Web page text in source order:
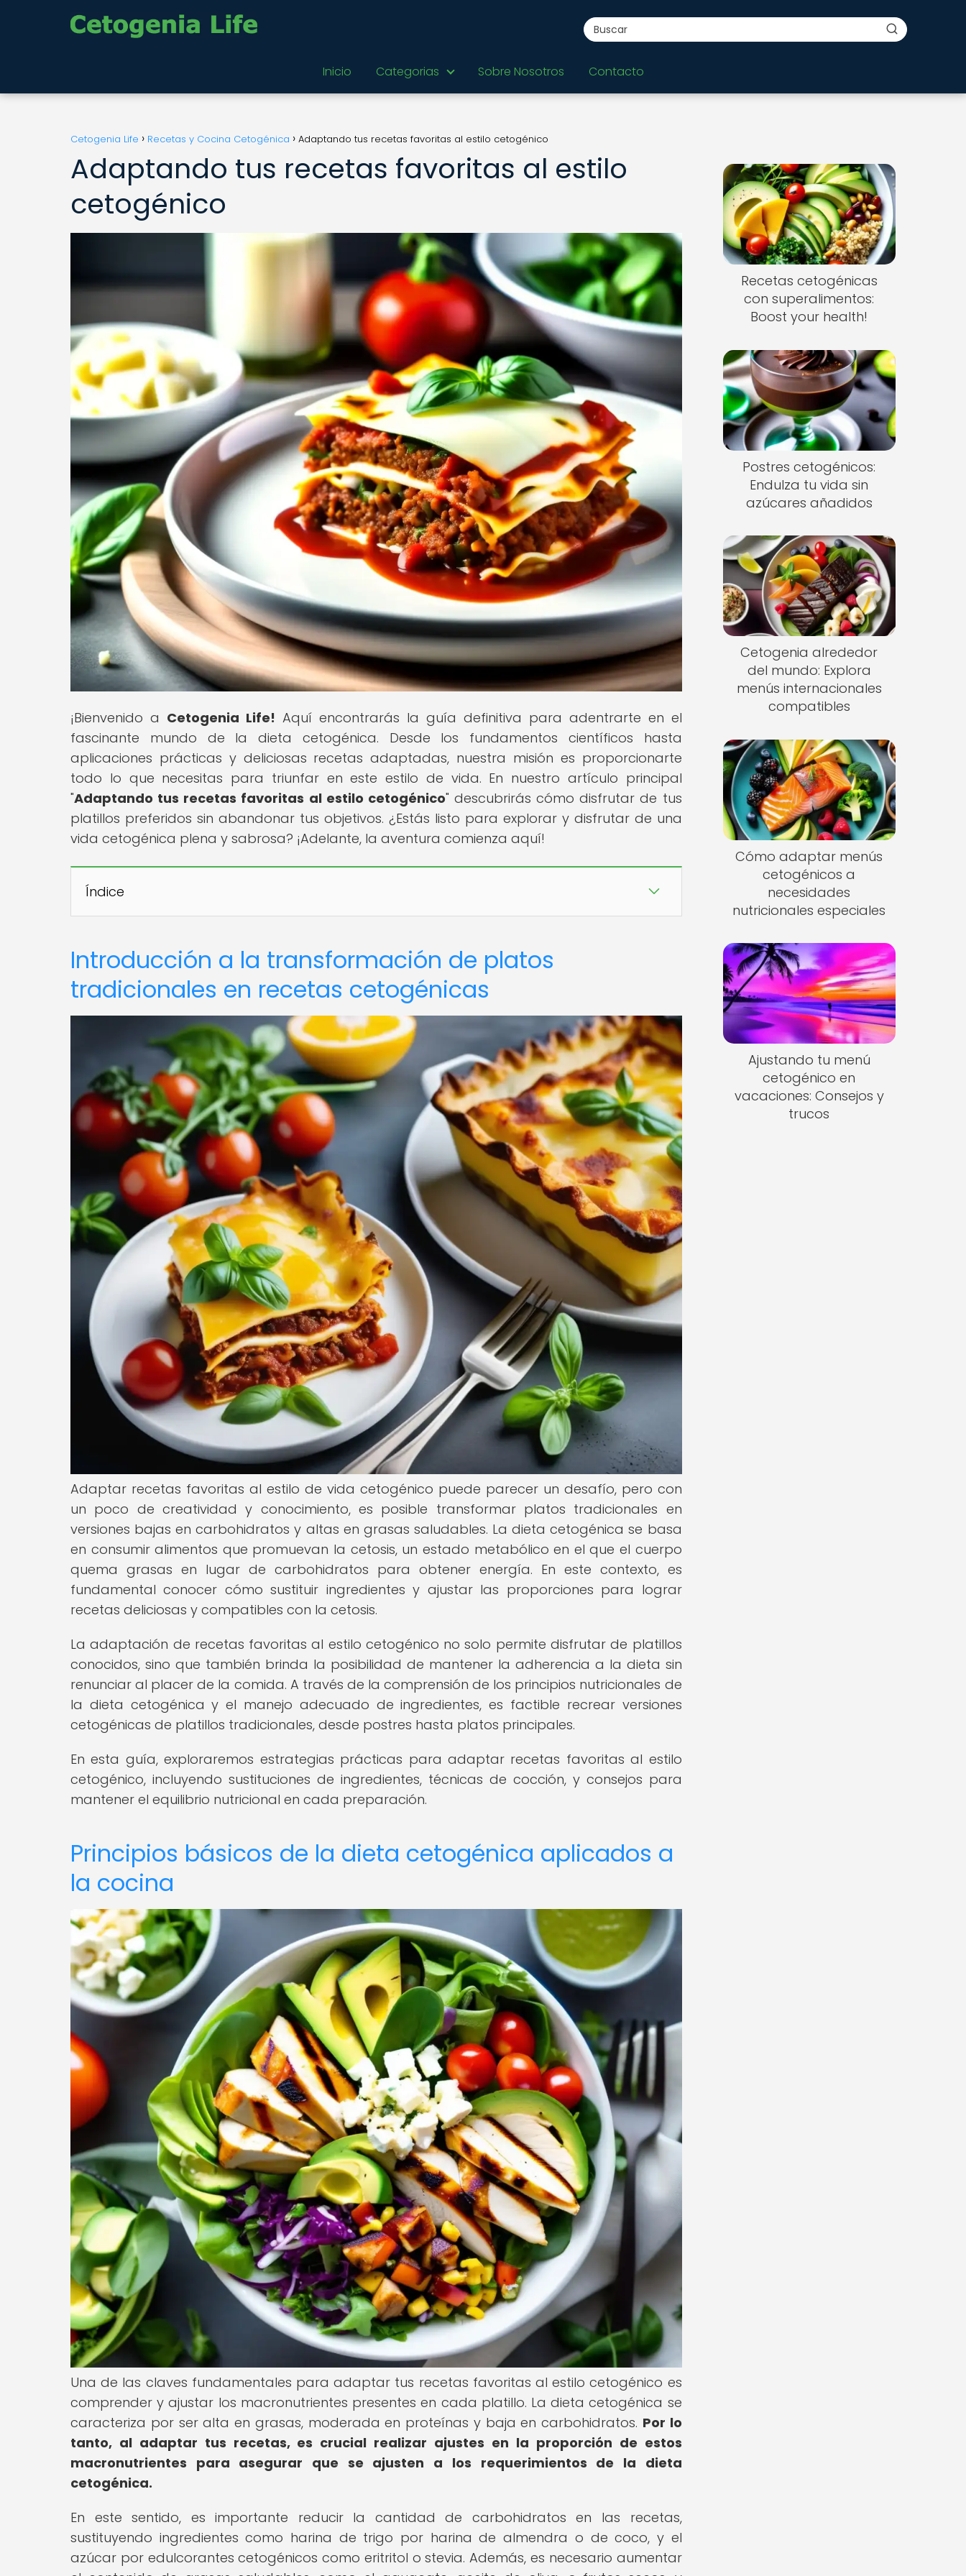
Inicio Categorias Sobre Nosotros Contacto
Cetogenia Life Recetas y Cocina Cetogénica Adaptando tus recetas favoritas al estilo cetogénico
Adaptando tus recetas favoritas al estilo
cetogénico
¡Bienvenido a Cetogenia Life! Aquí encontrarás la guía definitiva para adentrarte en el
fascinante mundo de la dieta cetogénica. Desde los fundamentos científicos hasta
aplicaciones prácticas y deliciosas recetas adaptadas, nuestra misión es proporcionarte
todo lo que necesitas para triunfar en este estilo de vida. En nuestro artículo principal
"Adaptando tus recetas favoritas al estilo cetogénico" descubrirás cómo disfrutar de tus
platillos preferidos sin abandonar tus objetivos. ¿Estás listo para explorar y disfrutar de una
vida cetogénica plena y sabrosa? ¡Adelante, la aventura comienza aquí!
Índice
Introducción a la transformación de platos
tradicionales en recetas cetogénicas
Adaptar recetas favoritas al estilo de vida cetogénico puede parecer un desafío, pero con
un poco de creatividad y conocimiento, es posible transformar platos tradicionales en
versiones bajas en carbohidratos y altas en grasas saludables. La dieta cetogénica se basa
en consumir alimentos que promuevan la cetosis, un estado metabólico en el que el cuerpo
quema grasas en lugar de carbohidratos para obtener energía. En este contexto, es
fundamental conocer cómo sustituir ingredientes y ajustar las proporciones para lograr
recetas deliciosas y compatibles con la cetosis.
La adaptación de recetas favoritas al estilo cetogénico no solo permite disfrutar de platillos
conocidos, sino que también brinda la posibilidad de mantener la adherencia a la dieta sin
renunciar al placer de la comida. A través de la comprensión de los principios nutricionales de
la dieta cetogénica y el manejo adecuado de ingredientes, es factible recrear versiones
cetogénicas de platillos tradicionales, desde postres hasta platos principales.
En esta guía, exploraremos estrategias prácticas para adaptar recetas favoritas al estilo
cetogénico, incluyendo sustituciones de ingredientes, técnicas de cocción, y consejos para
mantener el equilibrio nutricional en cada preparación.
Principios básicos de la dieta cetogénica aplicados a
la cocina
Una de las claves fundamentales para adaptar tus recetas favoritas al estilo cetogénico es
comprender y ajustar los macronutrientes presentes en cada platillo. La dieta cetogénica se
caracteriza por ser alta en grasas, moderada en proteínas y baja en carbohidratos. Por lo
tanto, al adaptar tus recetas, es crucial realizar ajustes en la proporción de estos
macronutrientes para asegurar que se ajusten a los requerimientos de la dieta
cetogénica.
En este sentido, es importante reducir la cantidad de carbohidratos en las recetas,
sustituyendo ingredientes como harina de trigo por harina de almendra o de coco, y el
azúcar por edulcorantes cetogénicos como eritritol o stevia. Además, es necesario aumentar
Recetas cetogénicas
con superalimentos:
Boost your health!
Postres cetogénicos:
Endulza tu vida sin
azúcares añadidos
Cetogenia alrededor
del mundo: Explora
menús internacionales
compatibles
Cómo adaptar menús
cetogénicos a
necesidades
nutricionales especiales
Ajustando tu menú
cetogénico en
vacaciones: Consejos y
trucos